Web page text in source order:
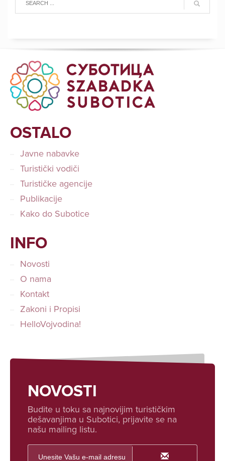
OSTALO
Javne nabavke
Turistički vodiči
Turističke agencije
Publikacije
Kako do Subotice
INFO
Novosti
O nama
Kontakt
Zakoni i Propisi
HelloVojvodina!
NOVOSTI
Budite u toku sa najnovijim turističkim
dešavanjima u Subotici, prijavite se na
našu mailing listu.